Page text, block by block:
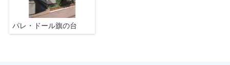
パレ・ドール旗の台